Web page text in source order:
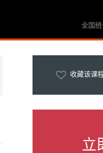
全国统
收藏该课
立